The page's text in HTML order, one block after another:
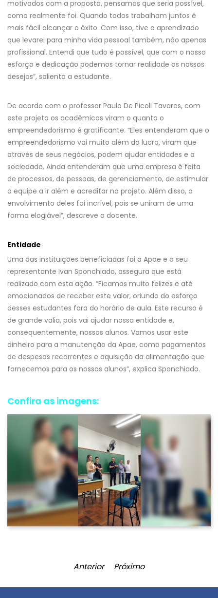
motivados com a proposta, pensamos que seria possível,
como realmente foi. Quando todos trabalham juntos é
mais fácil alcançar o êxito. Com isso, tive o aprendizado
que levarei para minha vida pessoal também, não apenas
profissional. Entendi que tudo é possível, que com o nosso
esforço e dedicação podemos tornar realidade os nossos
desejos”, salienta a estudante.
De acordo com o professor Paulo De Picoli Tavares, com
este projeto os acadêmicos viram o quanto o
empreendedorismo é gratificante. “Eles entenderam que o
empreendedorismo vai muito além do lucro, viram que
através de seus negócios, podem ajudar entidades e a
sociedade. Ainda entenderam que uma empresa é feita
de processos, de pessoas, de gerenciamento, de estimular
a equipe a ir além e acreditar no projeto. Além disso, o
envolvimento deles foi incrível, pois se uniram de uma
forma elogiável”, descreve o docente.
Entidade
Uma das instituições beneficiadas foi a Apae e o seu
representante Ivan Sponchiado, assegura que está
realizado com esta ação. “Ficamos muito felizes e até
emocionados de receber este valor, oriundo do esforço
desses estudantes fora do horário de aula. Este recurso é
de grande valia, pois vai ajudar nossa entidade e,
consequentemente, nossos alunos. Vamos usar este
dinheiro para a manutenção da Apae, como pagamentos
de despesas recorrentes e aquisição da alimentação que
fornecemos para os nossos alunos”, explica Sponchiado.
Confira as imagens:
Anterior Próximo